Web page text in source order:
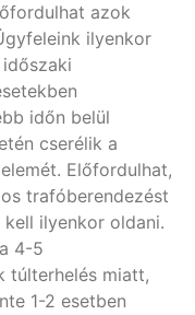
azok
ilyenkor
időn belül
cserélik a
Előfordulhat,
trafóberendezést
ilyenkor oldani.
4-5
túlterhelés miatt,
1-2 esetben